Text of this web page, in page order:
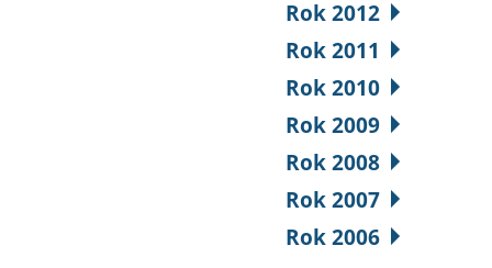
Rok 2012
Rok 2011
Rok 2010
Rok 2009
Rok 2008
Rok 2007
Rok 2006